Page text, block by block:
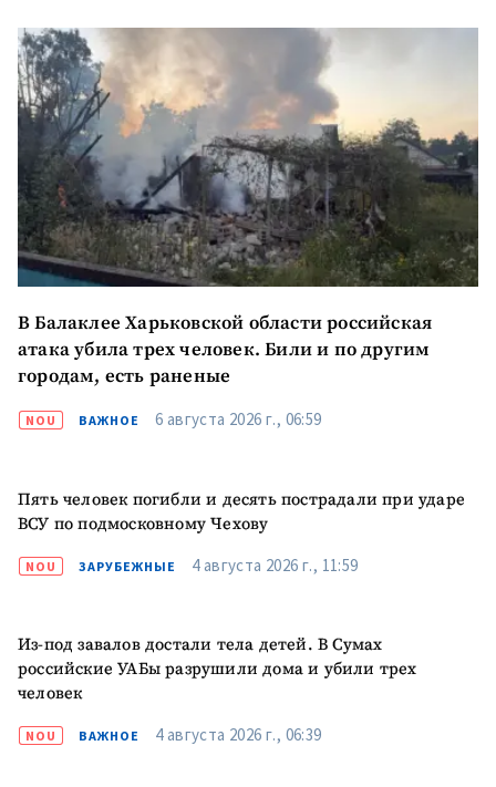
В Балаклее Харьковской области российская
атака убила трех человек. Били и по другим
городам, есть раненые
NOU ВАЖНОЕ 6 августа 2026 г., 06:59
Пять человек погибли и десять пострадали при ударе
ВСУ по подмосковному Чехову
NOU ЗАРУБЕЖНЫЕ 4 августа 2026 г., 11:59
Из-под завалов достали тела детей. В Сумах
российские УАБы разрушили дома и убили трех
человек
NOU ВАЖНОЕ 4 августа 2026 г., 06:39
Заголовок новости
+ Добавить
заголовок
изображение